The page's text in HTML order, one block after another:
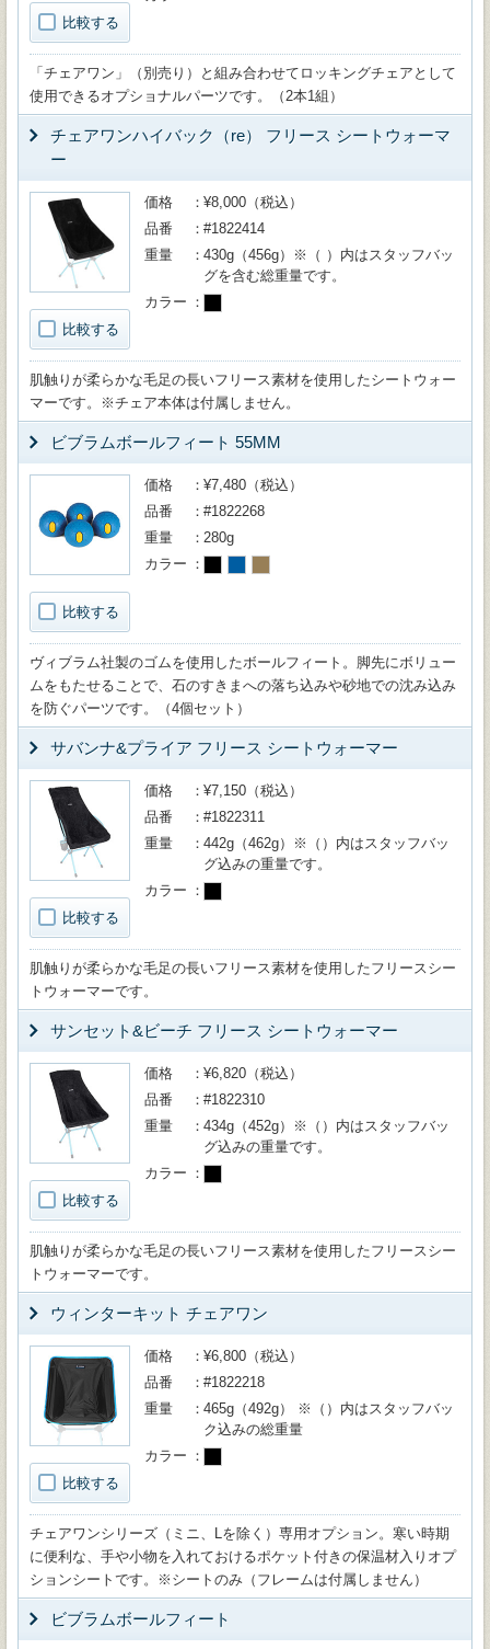
比較する
「チェアワン」（別売り）と組み合わせてロッキングチェアとして
使用できるオプショナルパーツです。（2本1組）
チェアワンハイバック（re） フリース シートウォーマ
ー
比較する
価格
¥8,000（税込）
品番
#1822414
重量
430g（456g）※（ ）内はスタッフバッ
グを含む総重量です。
カラー
肌触りが柔らかな毛足の長いフリース素材を使用したシートウォー
マーです。※チェア本体は付属しません。
ビブラムボールフィート 55MM
比較する
価格
¥7,480（税込）
品番
#1822268
重量
280g
カラー
ヴィブラム社製のゴムを使用したボールフィート。脚先にボリュー
ムをもたせることで、石のすきまへの落ち込みや砂地での沈み込み
を防ぐパーツです。（4個セット）
サバンナ&プライア フリース シートウォーマー
比較する
価格
¥7,150（税込）
品番
#1822311
重量
442g（462g）※（）内はスタッフバッ
グ込みの重量です。
カラー
肌触りが柔らかな毛足の長いフリース素材を使用したフリースシー
トウォーマーです。
サンセット&ビーチ フリース シートウォーマー
比較する
価格
¥6,820（税込）
品番
#1822310
重量
434g（452g）※（）内はスタッフバッ
グ込みの重量です。
カラー
肌触りが柔らかな毛足の長いフリース素材を使用したフリースシー
トウォーマーです。
ウィンターキット チェアワン
比較する
価格
¥6,800（税込）
品番
#1822218
重量
465g（492g） ※（）内はスタッフバッ
ク込みの総重量
カラー
チェアワンシリーズ（ミニ、Lを除く）専用オプション。寒い時期
に便利な、手や小物を入れておけるポケット付きの保温材入りオプ
ションシートです。※シートのみ（フレームは付属しません）
ビブラムボールフィート